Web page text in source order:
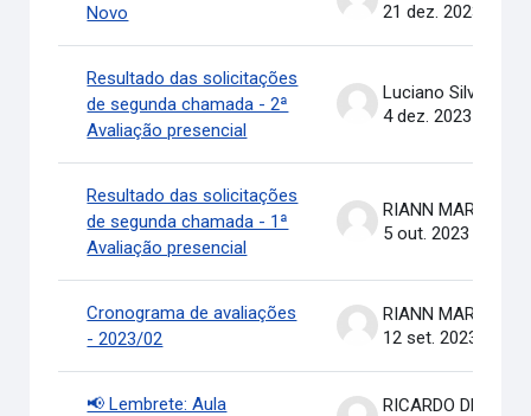
Novo
21 dez. 2023
Resultado das solicitações
de segunda chamada - 2ª
Avaliação presencial
Luciano Silva
4 dez. 2023
Resultado das solicitações
de segunda chamada - 1ª
Avaliação presencial
5 out. 2023
Cronograma de avaliações
- 2023/02
12 set. 2023
📢 Lembrete: Aula